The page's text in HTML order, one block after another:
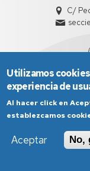
C/
Aviso Legal
Política de
Utilizamos
experiencia de
Al hacer click en
establezcamos
Aceptar
No,